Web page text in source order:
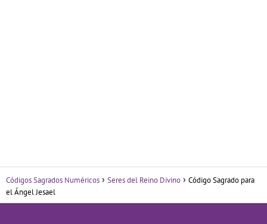
Códigos Sagrados Numéricos Seres del Reino Divino
Código Sagrado para
el Ángel Jesael